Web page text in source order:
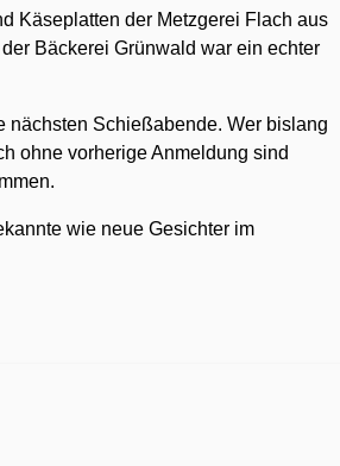
Käseplatten der Metzgerei Flach aus
Bäckerei Grünwald war ein echter
nächsten Schießabende. Wer bislang
ohne vorherige Anmeldung sind
wie neue Gesichter im